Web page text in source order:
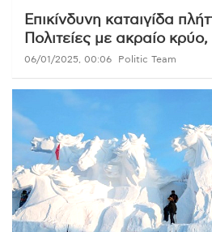
Επικίνδυνη καταιγίδα
Πολιτείες με ακραίο
06/01/2025, 00:06 Politic Team